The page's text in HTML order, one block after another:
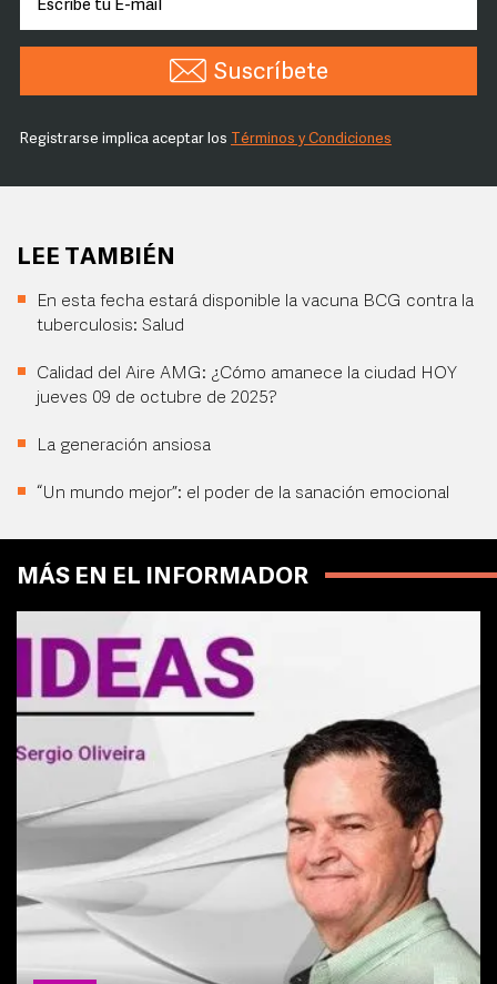
Suscríbete
Registrarse implica aceptar los Términos y Condiciones
LEE TAMBIÉN
En esta fecha estará disponible la vacuna BCG contra la
tuberculosis: Salud
Calidad del Aire AMG: ¿Cómo amanece la ciudad HOY
jueves 09 de octubre de 2025?
La generación ansiosa
“Un mundo mejor”: el poder de la sanación emocional
MÁS EN EL INFORMADOR